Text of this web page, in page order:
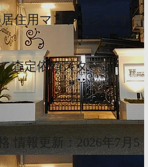
住用マンションです
査定依頼スタート
情報更新：2026年7月5